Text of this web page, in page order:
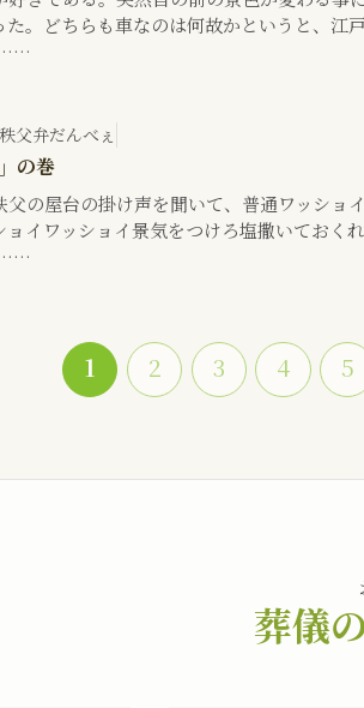
た。どちらも車なのは何故かというと、江
……
秩父弁だんべぇ
の巻
父の屋台の掛け声を聞いて、普通ワッショ
ョイワッショイ景気をつけろ塩撒いておく
……
1 2 3 4 5
葬儀